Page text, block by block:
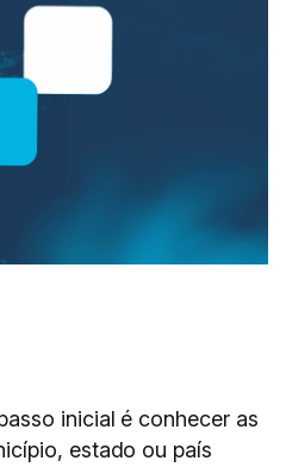
inicial é conhecer as
estado ou país